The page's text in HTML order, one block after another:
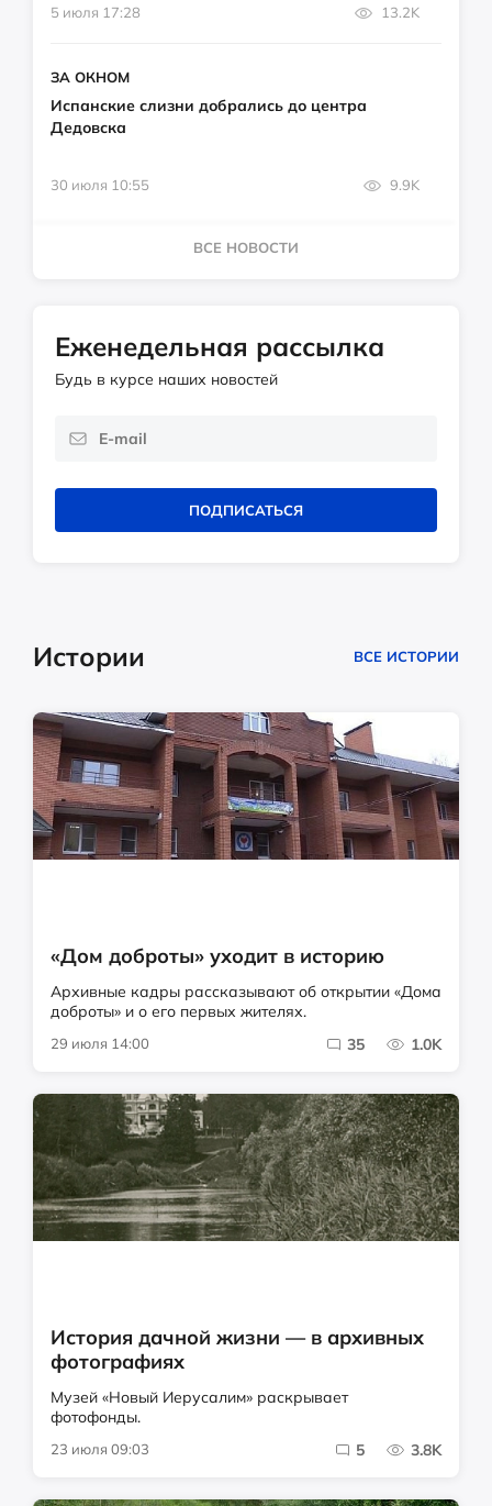
5 июля 17:28 13.2K
ЗА ОКНОМ
Испанские слизни добрались до центра
Дедовска
30 июля 10:55 9.9K
ВСЕ НОВОСТИ
Еженедельная рассылка
Будь в курсе наших новостей
ПОДПИСАТЬСЯ
Истории ВСЕ ИСТОРИИ
«Дом доброты» уходит в историю
Архивные кадры рассказывают об открытии «Дома
доброты» и о его первых жителях.
29 июля 14:00 35 1.0K
История дачной жизни — в архивных
фотографиях
Музей «Новый Иерусалим» раскрывает
фотофонды.
23 июля 09:03 5 3.8K